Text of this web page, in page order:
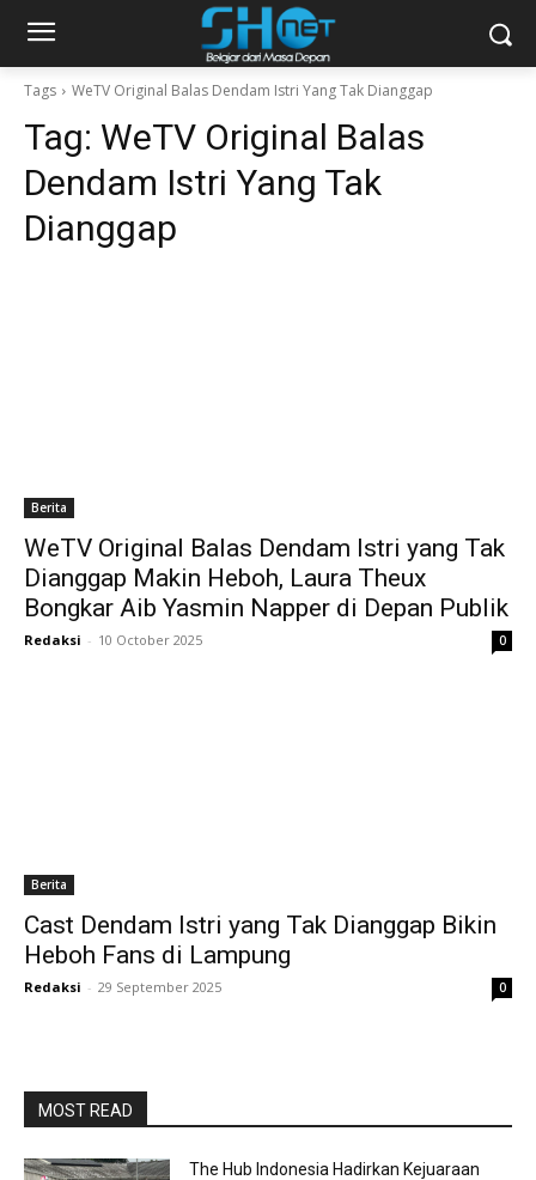
Tags WeTV Original Balas Dendam Istri Yang Tak Dianggap
Tag: WeTV Original Balas
Dendam Istri Yang Tak
Dianggap
Berita
WeTV Original Balas Dendam Istri yang Tak
Dianggap Makin Heboh, Laura Theux
Bongkar Aib Yasmin Napper di Depan Publik
Redaksi - 10 October 2025 0
Berita
Cast Dendam Istri yang Tak Dianggap Bikin
Heboh Fans di Lampung
Redaksi - 29 September 2025 0
MOST READ
The Hub Indonesia Hadirkan Kejuaraan